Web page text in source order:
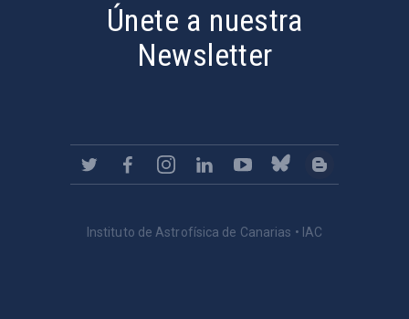
Únete a nuestra
Newsletter
Instituto de Astrofísica de Canarias • IAC